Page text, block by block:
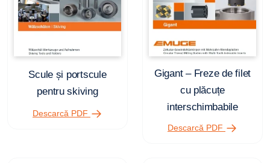
Scule și portscule
pentru skiving
Descarcă PDF
Gigant – Freze de filet
cu plăcuțe
interschimbabile
Descarcă PDF